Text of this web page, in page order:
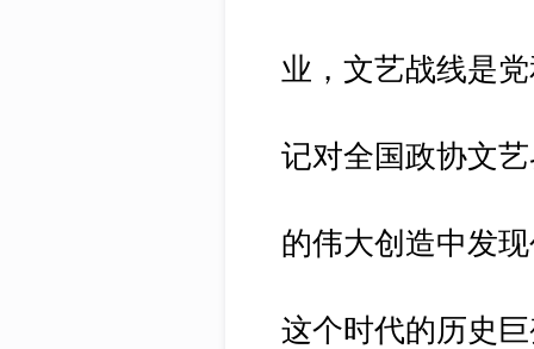
业，文艺战线是
记对全国政协文
的伟大创造中发
这个时代的历史